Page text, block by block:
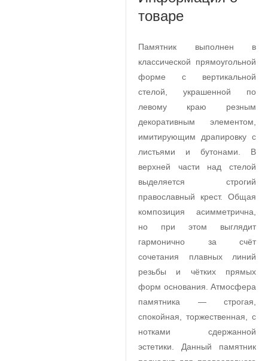
товаре
Памятник выполнен в
классической прямоугольной
форме с вертикальной
стелой, украшенной по
левому краю резным
декоративным элементом,
имитирующим драпировку с
листьями и бутонами. В
верхней части над стелой
выделяется строгий
православный крест. Общая
композиция асимметрична,
но при этом выглядит
гармонично за счёт
сочетания плавных линий
резьбы и чётких прямых
форм основания. Атмосфера
памятника — строгая,
спокойная, торжественная, с
нотками сдержанной
эстетики. Данный памятник